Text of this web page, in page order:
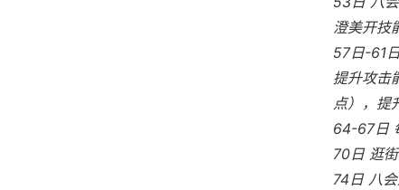
澄美开技
57日-61
提升攻击
点），提
64-67日
70日 逛
74日 八